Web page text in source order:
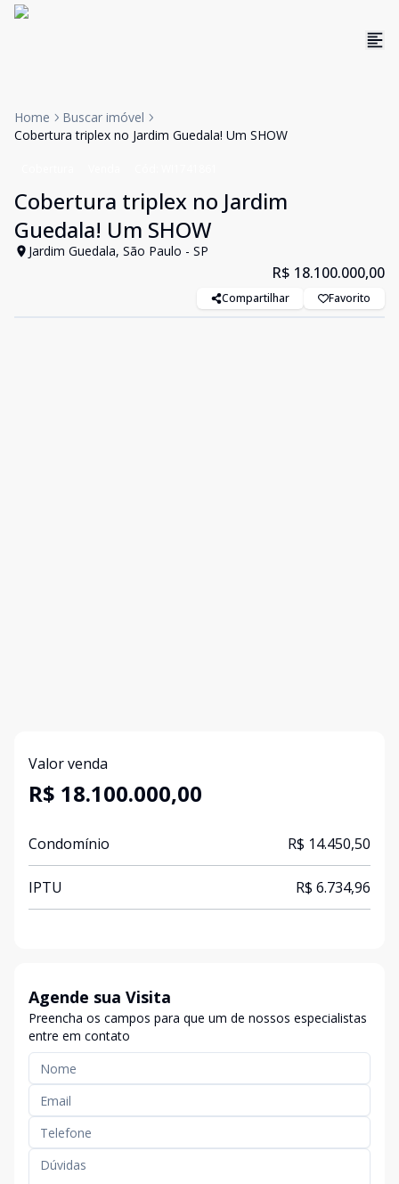
Home
Buscar imóvel
Cobertura triplex no Jardim Guedala! Um SHOW
Cobertura triplex no Jardim
Guedala! Um SHOW
Jardim Guedala, São Paulo - SP
R$ 18.100.000,00
Compartilhar Favorito
Valor venda
R$ 18.100.000,00
Condomínio R$ 14.450,50
IPTU R$ 6.734,96
Agende sua Visita
Preencha os campos para que um de nossos especialistas
entre em contato